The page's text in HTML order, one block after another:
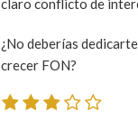
claro conflicto de
¿No deberías
crecer FON?